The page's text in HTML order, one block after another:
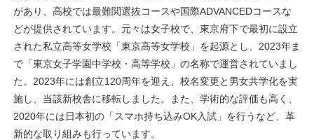
があり、高校では最難関選抜コースや国際ADVANCEDコースな
どが提供されています。元々は女子校で、東京府下で最初に設立
された私立高等女学校「東京高等女学校」を起源とし、2023年ま
で「東京女子学園中学校・高等学校」の名称で運営されていまし
た。2023年には創立120周年を迎え、校名変更と男女共学化を実
施し、当該新校舎に移転しました。また、学術的な評価も高く、
2020年には日本初の「スマホ持ち込みOK入試」を行うなど、革
新的な取り組みも行っています。